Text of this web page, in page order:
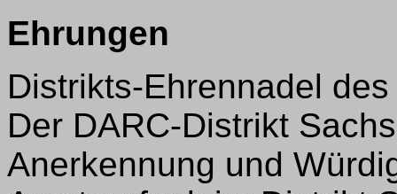
Ehrungen
Distrikts-Ehrennadel
Der DARC-Distrikt
Anerkennung und